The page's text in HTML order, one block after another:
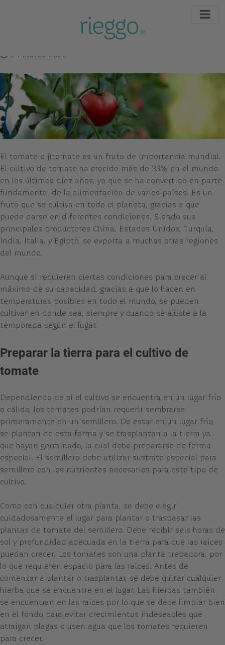
24 marzo 2022
El tomate o jitomate es un fruto de importancia mundial.
El cultivo de tomate ha crecido más de 35% en el mundo
en los últimos diez años, ya que se ha convertido en parte
fundamental de la alimentación de varios países. Es un
fruto que se cultiva en todo el planeta, gracias a que
puede darse en diferentes condiciones. Siendo sus
principales productores China, Estados Unidos, Turquía,
India, Italia, y Egipto, se exporta a muchas otras regiones
del mundo.
Aunque sí requieren ciertas condiciones para crecer al
máximo de su capacidad, gracias a que lo hacen en
temperaturas posibles en todo el mundo, se pueden
cultivar en donde sea, siempre y cuando se ajuste a la
temporada según el lugar.
Preparar la tierra para el cultivo de
tomate
Dependiendo de si el cultivo se encuentra en un lugar frío
o cálido, los tomates podrían requerir sembrarse
primeramente en un semillero. De estar en un lugar frío,
se plantan de esta forma y se trasplantan a la tierra ya
que hayan germinado, la cual debe prepararse de forma
especial. El semillero debe utilizar sustrato especial para
semillero con los nutrientes necesarios para este tipo de
cultivo.
Como con cualquier otra planta, se debe elegir
cuidadosamente el lugar para plantar o traspasar las
plantas de tomate del semillero. Debe recibir seis horas de
sol y profundidad adecuada en la tierra para que las raíces
puedan crecer. Los tomates son una planta trepadora, por
lo que requieren espacio para las raíces. Antes de
comenzar a plantar o trasplantar, se debe quitar cualquier
hierba que se encuentre en el lugar. Las hierbas también
se encuentran en las raíces por lo que se debe limpiar bien
en el fondo para evitar crecimientos indeseables que
atraigan plagas o usen agua que los tomates requieren
para crecer.